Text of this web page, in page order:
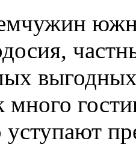
много
уступают